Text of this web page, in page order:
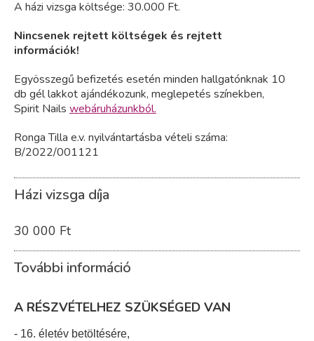
A házi vizsga költsége: 30.000 Ft.
Nincsenek rejtett költségek és rejtett
információk!
Egyösszegű befizetés esetén minden hallgatónknak 10
db gél lakkot ajándékozunk, meglepetés színekben,
Spirit Nails webáruházunkból.
Ronga Tilla e.v. nyilvántartásba vételi száma:
B/2022/001121
Házi vizsga díja
30 000 Ft
További információ
A RÉSZVÉTELHEZ SZÜKSÉGED VAN
- 16. életév betöltésére,